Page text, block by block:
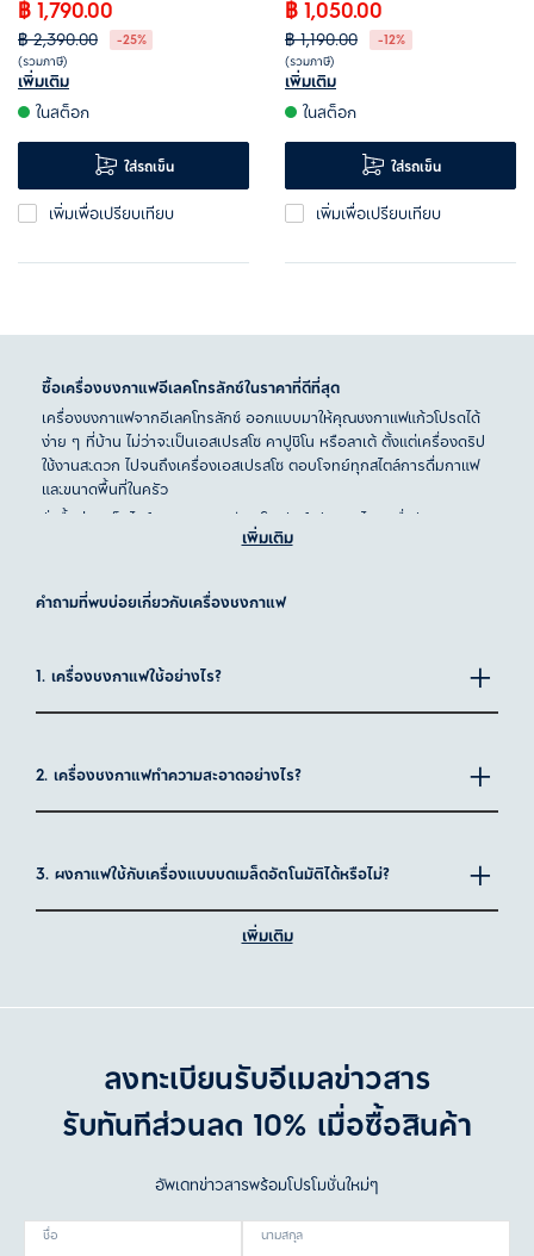
฿ 1,790.00
฿ 2,390.00
-25%
(รวมภาษี)
ตั้งเวลาการทำงานล่วงหน้าได้ 24
ชม.
Aroma selector ช่วยเพิ่มความ
เข้มข้นให้กับกาแฟของคุณ
ระบบ Anti-drip ป้องกันคราบ
กาแฟ
เพิ่มเติม
ในสต็อก
ใส่รถเข็น
เพิ่มเพื่อเปรียบเทียบ
฿ 1,050.00
฿ 1,190.00
-12%
(รวมภาษี)
ระบบป้องกันการหก จึงไม่มีคราบ
เปื้อน
คงอุณหภูมิความอุ่นได้ 40 นาที
ความจุ 1.25 ลิตร ชงได้ถึง 10 แก้ว
เพิ่มเติม
ในสต็อก
ใส่รถเข็น
เพิ่มเพื่อเปรียบเทียบ
ซื้อเครื่องชงกาแฟอีเลคโทรลักซ์ในราคาที่ดีที่สุด
เครื่องชงกาแฟจากอีเลคโทรลักซ์ ออกแบบมาให้คุณชงกาแฟแก้วโปรดได้
ง่าย ๆ ที่บ้าน ไม่ว่าจะเป็นเอสเปรสโซ คาปูชิโน หรือลาเต้ ตั้งแต่เครื่องดริป
ใช้งานสะดวก ไปจนถึงเครื่องเอสเปรสโซ ตอบโจทย์ทุกสไตล์การดื่มกาแฟ
และขนาดพื้นที่ในครัว
สั่งซื้อผ่าน
เว็บไซต์ทางการของอีเลคโทรลักซ์ ประเทศไทย
เพื่อรับสิทธิ
พิเศษ เช่น บริการจัดส่งฟรี ตัวเลือกผ่อน 0% บริการติดตั้งมาตรฐานฟรี
ประโยชน์ของการมีเครื่องชงกาแฟอัตโนมัติในบ้าน
ดีสามารถเปลี่ยนทุกวันธรรมดาของคุณให้พิเศษขึ้นได้ ดังนี้:
สะดวกสบาย: ดื่มกาแฟแก้วใหม่ได้ทุกเมื่อที่ต้องการ ไม่ต้องต่อคิวให้
รสชาติเสถียร: ได้กาแฟที่รสชาติเหมือนกันทุกครั้ง แค่กดปุ่ม ก็
เครื่องชงกาแฟรุ่นใหม่พร้อมเสิร์ฟตามรสนิยมของคุณ
: ตั้งค่าล่วงหน้า ปรับโปรไฟล์รสชาติ หรือเลือกใช้เครื่องบด
เครื่องชงกาแฟ Fully automatic
: ชงกาแฟแก้วโปรดให้คุณ เพียง
แค่กดปุ่มเดียว ใช้สะดวก โดยเฉพาะในเช้าที่เร่งรีบ รสชาติสม่ำเสมอใน
แบบที่คุณต้องการ
ปรับแต่งรสชาติเอง ให้คุณสามารถชงกาแฟในแบบที่ตัวเองชอบได้โดย
ไม่ยุ่งยากเกินไป
: เหมาะสำหรับคนที่รักในศิลปะการชงกาแฟ
เพิ่มเติม
คำถามที่พบบ่อยเกี่ยวกับเครื่องชงกาแฟ
1. เครื่องชงกาแฟใช้อย่างไร?
2. เครื่องชงกาแฟทำความสะอาดอย่างไร?
3. ผงกาแฟใช้กับเครื่องแบบบดเมล็ดอัตโนมัติได้หรือไม่?
เพิ่มเติม
ลงทะเบียนรับอีเมลข่าวสาร
รับทันทีส่วนลด 10% เมื่อซื้อสินค้า
อัพเดทข่าวสารพร้อมโปรโมชั่นใหม่ๆ
ชื่อ นามสกุล